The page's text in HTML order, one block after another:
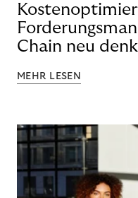
Chain neu
MEHR LESEN